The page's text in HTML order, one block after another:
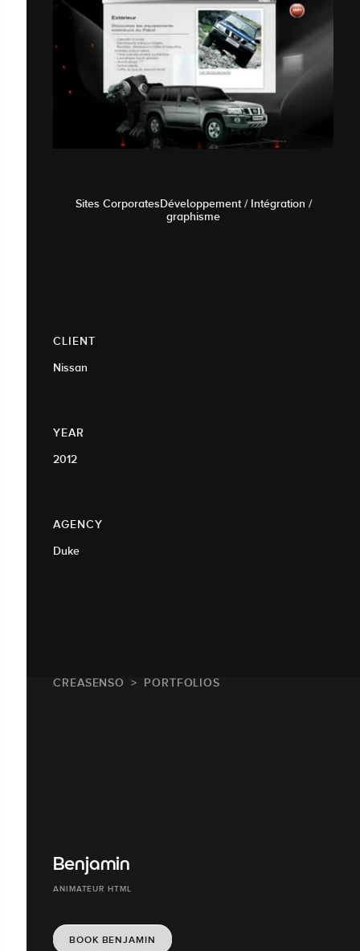
Sites CorporatesDéveloppement / Intégration /
graphisme
CLIENT
Nissan
YEAR
2012
AGENCY
Duke
CREASENSO PORTFOLIOS
Benjamin
ANIMATEUR HTML
BOOK BENJAMIN